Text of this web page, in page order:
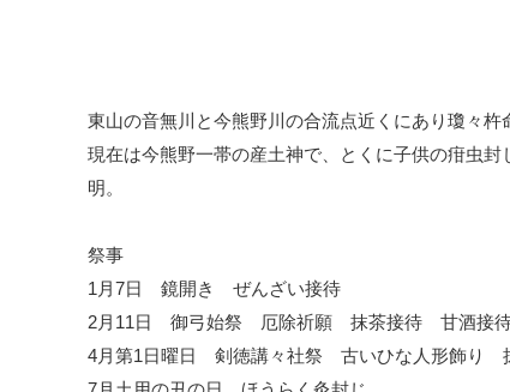
東山の音無川と今熊野川の合流点近くにあり瓊々
現在は今熊野一帯の産土神で、とくに子供の疳虫
明。
祭事
1月7日 鏡開き ぜんざい接待
2月11日 御弓始祭 厄除祈願 抹茶接待 甘酒接
4月第1日曜日 剣徳講々社祭 古いひな人形飾り